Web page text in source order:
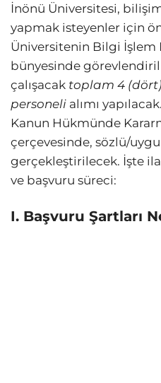
İnönü Üniversitesi,
yapmak isteyenler için
Üniversitenin Bilgi İşlem
bünyesinde
çalışacak toplam 4
personeli alımı
Kanun Hükmünde
çerçevesinde, sözlü/
gerçekleştirilecek. İşte
ve başvuru süreci:
I. Başvuru Şartları